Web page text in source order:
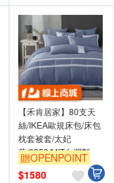
【禾肯居家】80支天
絲/IKEA歐規床包/床包
枕套被套/太妃
藍/0853/MIT台灣製
贈OPENPOINT
$1580